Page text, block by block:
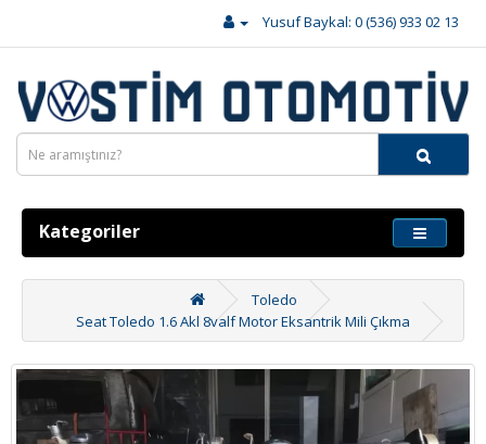
Yusuf Baykal: 0 (536) 933 02 13
Kategoriler
Toledo
Seat Toledo 1.6 Akl 8valf Motor Eksantrik Mili Çıkma